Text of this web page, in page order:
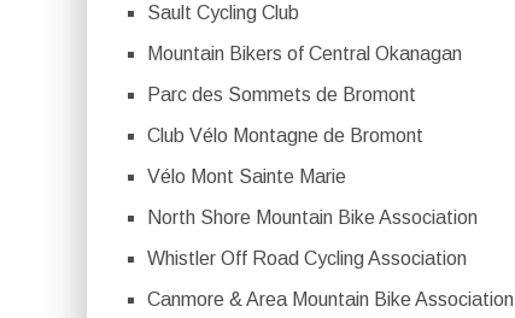
Sault Cycling Club
Mountain Bikers of Central Okanagan
Parc des Sommets de Bromont
Club Vélo Montagne de Bromont
Vélo Mont Sainte Marie
North Shore Mountain Bike Association
Whistler Off Road Cycling Association
Canmore & Area Mountain Bike Association